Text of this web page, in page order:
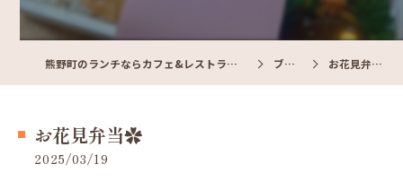
熊野町のランチならカフェ&レストラン Cafe照 ブログ お花見弁当✿
お花見弁当✿
2025/03/19